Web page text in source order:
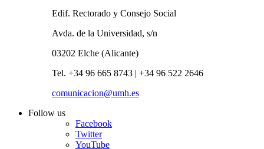
Edif. Rectorado y Consejo Social
Avda. de la Universidad, s/n
03202 Elche (Alicante)
Tel. +34 96 665 8743 | +34 96 522 2646
comunicacion@umh.es
Follow us
Facebook
Twitter
YouTube